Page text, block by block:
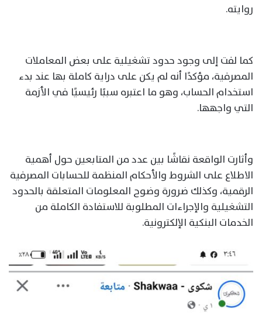
روايته.
كما لفت إلى وجود حدود تشغيلية على بعض المعاملات
المصرفية، مؤكدًا أنه لم يكن على دراية كاملة بها عند بدء
استخدام الحساب، وهو ما اعتبره سببًا رئيسيًا في الأزمة
التي واجهها.
وأثارت الواقعة نقاشًا بين عدد من المتابعين حول أهمية
الاطلاع على الشروط والأحكام المنظمة للحسابات المصرفية
الرقمية، وكذلك ضرورة وضوح المعلومات المتعلقة بالحدود
التشغيلية والإجراءات المطلوبة للاستفادة الكاملة من
الخدمات البنكية الإلكترونية.